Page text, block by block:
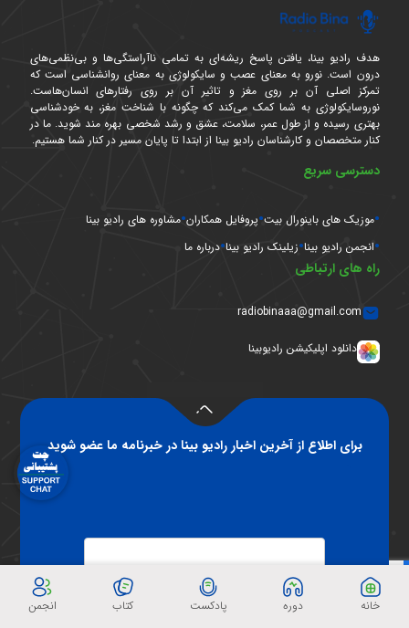
هدف رادیو بینا، یافتن پاسخ ریشه‌ای به تمامی ناآراستگی‌ها و بی‌نظمی‌های
درون است. نورو به معنای عصب و سایکولوژی به معنای روانشناسی است که
تمرکز اصلی آن بر روی مغز و تاثیر آن بر روی رفتارهای انسان‌هاست.
نوروسایکولوژی به شما کمک می‌کند که چگونه با شناخت مغز، به خودشناسی
بهتری رسیده و از طول عمر، سلامت، عشق و رشد شخصی بهره مند شوید. ما در
کنار متخصصان و کارشناسان رادیو بینا از ابتدا تا پایان مسیر در کنار شما هستیم.
دسترسی سریع
موزیک های باینورال بیت پروفایل همکاران مشاوره های رادیو بینا
انجمن رادیو بینا زیلینک رادیو بینا درباره ما
راه های ارتباطی
radiobinaaa@gmail.com
دانلود اپلیکیشن رادیوبینا
برای اطلاع از آخرین اخبار رادیو بینا در خبرنامه ما عضو شوید
عضویت خانه دوره پادکست کتاب انجمن